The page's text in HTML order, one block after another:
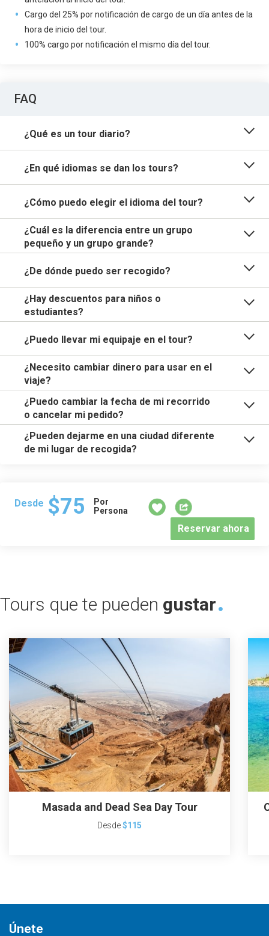
Cargo del 25% por notificación de cargo de un día antes de la
hora de inicio del tour.
100% cargo por notificación el mismo día del tour.
FAQ
¿Qué es un tour diario?
¿En qué idiomas se dan los tours?
¿Cómo puedo elegir el idioma del tour?
¿Cuál es la diferencia entre un grupo
pequeño y un grupo grande?
¿De dónde puedo ser recogido?
¿Hay descuentos para niños o
estudiantes?
¿Puedo llevar mi equipaje en el tour?
¿Necesito cambiar dinero para usar en el
viaje?
¿Puedo cambiar la fecha de mi recorrido
o cancelar mi pedido?
¿Pueden dejarme en una ciudad diferente
de mi lugar de recogida?
Desde $75
Por
Persona
Reservar ahora
Tours que te pueden gustar
Masada and Dead Sea Day Tour
Desde$115
Únete